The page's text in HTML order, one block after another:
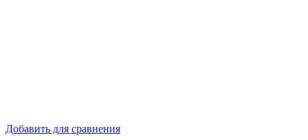
Добавить для сравнения